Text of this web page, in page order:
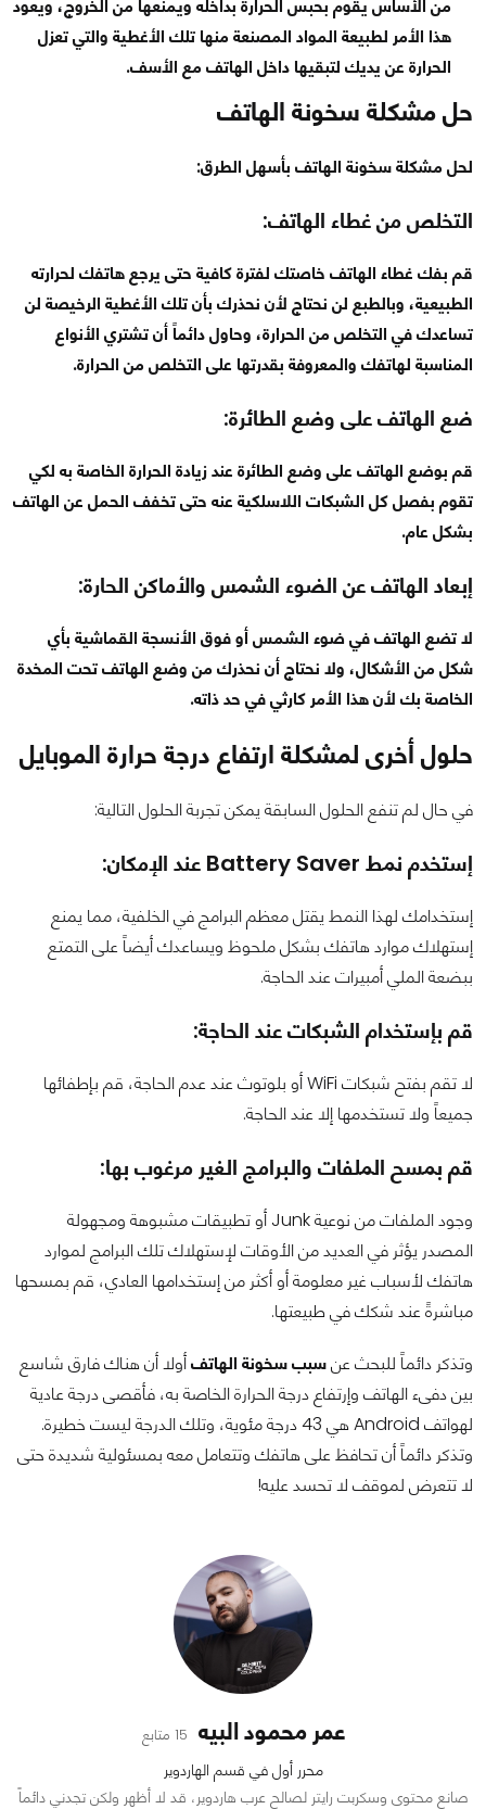
من الأساس يقوم بحبس الحرارة بداخله ويمنعها من الخروج، ويعود
هذا الأمر لطبيعة المواد المصنعة منها تلك الأغطية والتي تعزل
الحرارة عن يديك لتبقيها داخل الهاتف مع الأسف.
حل مشكلة سخونة الهاتف
لحل مشكلة سخونة الهاتف بأسهل الطرق:
التخلص من غطاء الهاتف:
قم بفك غطاء الهاتف خاصتك لفترة كافية حتى يرجع هاتفك لحرارته
الطبيعية، وبالطبع لن نحتاج لأن نحذرك بأن تلك الأغطية الرخيصة لن
تساعدك في التخلص من الحرارة، وحاول دائماً أن تشتري الأنواع
المناسبة لهاتفك والمعروفة بقدرتها على التخلص من الحرارة.
ضع الهاتف على وضع الطائرة:
قم بوضع الهاتف على وضع الطائرة عند زيادة الحرارة الخاصة به لكي
تقوم بفصل كل الشبكات اللاسلكية عنه حتى تخفف الحمل عن الهاتف
بشكل عام.
إبعاد الهاتف عن الضوء الشمس والأماكن الحارة:
لا تضع الهاتف في ضوء الشمس أو فوق الأنسجة القماشية بأي
شكل من الأشكال، ولا نحتاج أن نحذرك من وضع الهاتف تحت المخدة
الخاصة بك لأن هذا الأمر كارثي في حد ذاته.
حلول أخرى لمشكلة ارتفاع درجة حرارة الموبايل
في حال لم تنفع الحلول السابقة يمكن تجربة الحلول التالية:
إستخدم نمط Battery Saver عند الإمكان :
إستخدامك لهذا النمط يقتل معظم البرامج في الخلفية، مما يمنع
إستهلاك موارد هاتفك بشكل ملحوظ ويساعدك أيضاً على التمتع
ببضعة الملي أمبيرات عند الحاجة.
قم بإستخدام الشبكات عند الحاجة:
لا تقم بفتح شبكات WiFi أو بلوتوث عند عدم الحاجة، قم بإطفائها
جميعاً ولا تستخدمها إلا عند الحاجة.
قم بمسح الملفات والبرامج الغير مرغوب بها:
وجود الملفات من نوعية Junk أو تطبيقات مشبوهة ومجهولة
المصدر يؤثر في العديد من الأوقات لإستهلاك تلك البرامج لموارد
هاتفك لأسباب غير معلومة أو أكثر من إستخدامها العادي، قم بمسحها
مباشرةً عند شكك في طبيعتها.
وتذكر دائماً للبحث عنسبب سخونة الهاتفأولا أن هناك فارق شاسع
بين دفىء الهاتف وإرتفاع درجة الحرارة الخاصة به، فأقصى درجة عادية
لهواتف Android هي 43 درجة مئوية، وتلك الدرجة ليست خطيرة.
وتذكر دائماً أن تحافظ على هاتفك وتتعامل معه بمسئولية شديدة حتى
لا تتعرض لموقف لا تحسد عليه!
عمر محمود البيه 15 متابع
محرر أول في قسم الهاردوير
صانع محتوى وسكربت رايتر لصالح عرب هاردوير، قد لا أظهر ولكن تجدني دائماً